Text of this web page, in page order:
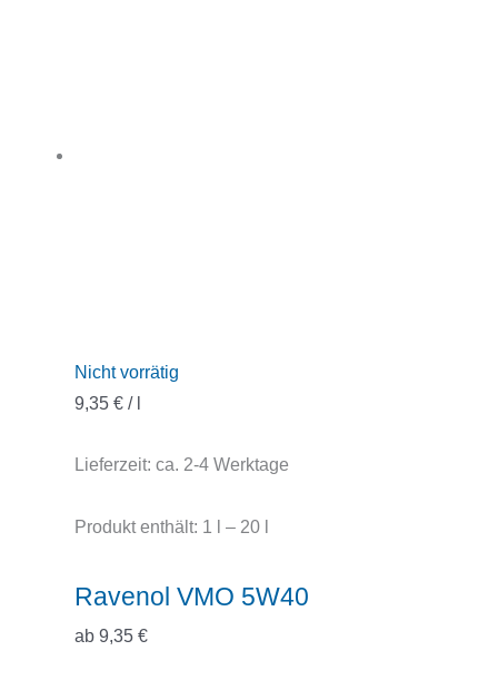
Nicht vorrätig
9,35 €/
Lieferzeit: ca. 2-4 Werktage
Produkt enthält: 1 – 20
Ravenol VMO 5W40
ab 9,35 €